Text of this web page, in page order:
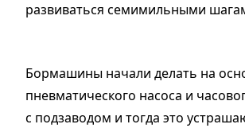
развиваться семимильными
Бормашины начали делать на
пневматического насоса и
с подзаводом и тогда это